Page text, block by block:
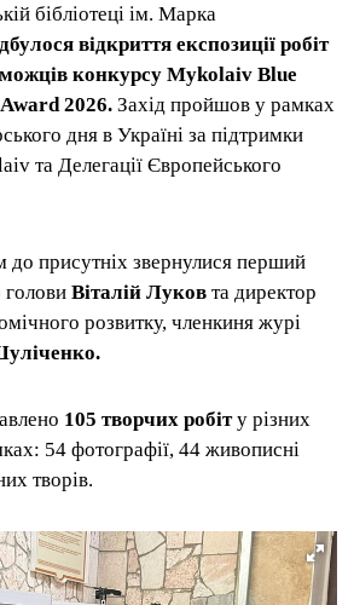
бібліотеці ім. Марка
відкриття експозиції робіт
конкурсу Mykolaiv Blue
2026. Захід пройшов у рамках
дня в Україні за підтримки
та Делегації Європейського
до присутніх звернулися перший
голови Віталій Луков та директор
розвитку, членкиня журі
105 творчих робіту різних
54 фотографії, 44 живописні
творів.